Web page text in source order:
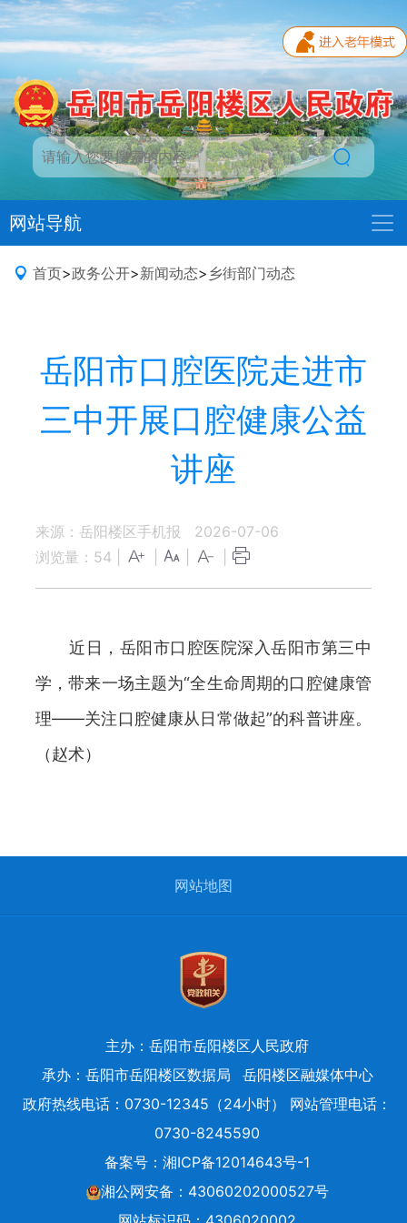
网站导航
首页>政务公开>新闻动态> 乡街部门动态
岳阳市口腔医院走进市
三中开展口腔健康公益
讲座
来源：岳阳楼区手机报
2026-07-06
浏览量： 54
近日，岳阳市口腔医院深入岳阳市第三中
学，带来一场主题为“全生命周期的口腔健康管
理——关注口腔健康从日常做起”的科普讲座。
（赵术）
网站地图
主办：岳阳市岳阳楼区人民政府
承办：岳阳市岳阳楼区数据局
岳阳楼区融媒体中心
政府热线电话：0730-12345（24小时） 网站管理电话：
0730-8245590
备案号： 湘ICP备12014643号-1
湘公网安备：43060202000527号